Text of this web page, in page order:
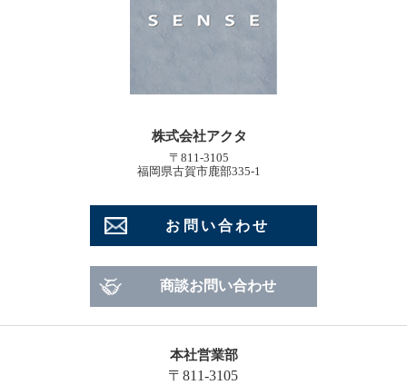
株式会社アクタ
〒811-3105
福岡県古賀市鹿部335-1
お問い合わせ
商談お問い合わせ
本社営業部
〒811-3105